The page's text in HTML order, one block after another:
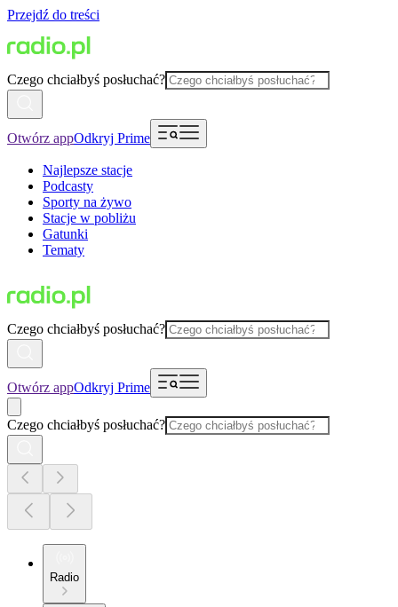
Przejdź do treści
Czego chciałbyś posłuchać?
Otwórz appOdkryj Prime
Najlepsze stacje
Podcasty
Sporty na żywo
Stacje w pobliżu
Gatunki
Tematy
Czego chciałbyś posłuchać?
Otwórz appOdkryj Prime
Czego chciałbyś posłuchać?
Radio